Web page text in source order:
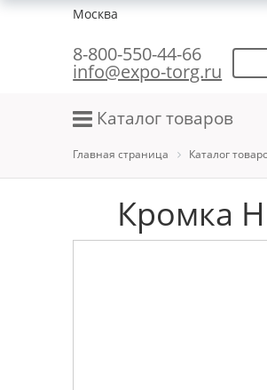
Москва
8-800-550-44-66
info@expo-torg.ru
Каталог товаров
Главная страница Каталог
Кромка